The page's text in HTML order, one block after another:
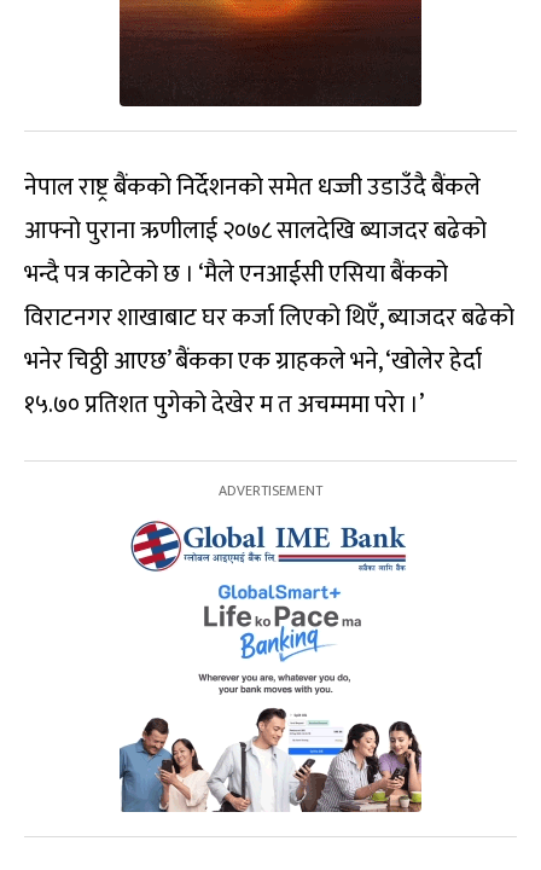
नेपाल राष्ट्र बैंकको निर्देशनको समेत धज्जी उडाउँदै बैंकले
आफ्नो पुराना ऋणीलाई २०७८ सालदेखि ब्याजदर बढेको
भन्दै पत्र काटेको छ । ‘मैले एनआईसी एसिया बैंकको
विराटनगर शाखाबाट घर कर्जा लिएको थिएँ, ब्याजदर बढेको
भनेर चिठ्ठी आएछ’ बैंकका एक ग्राहकले भने, ‘खोलेर हेर्दा
१५.७० प्रतिशत पुगेको देखेर म त अचम्ममा परेा ।’